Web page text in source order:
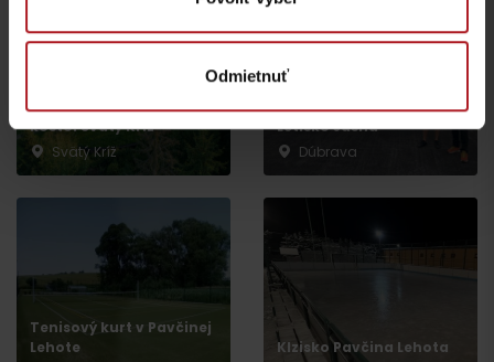
Odmietnuť
Drevený artikulárny
kostol Svätý Kríž
Svätý Kríž
Letisko Jasná
Dúbrava
Tenisový kurt v Pavčinej
Lehote
Klzisko Pavčina Lehota
Odchod